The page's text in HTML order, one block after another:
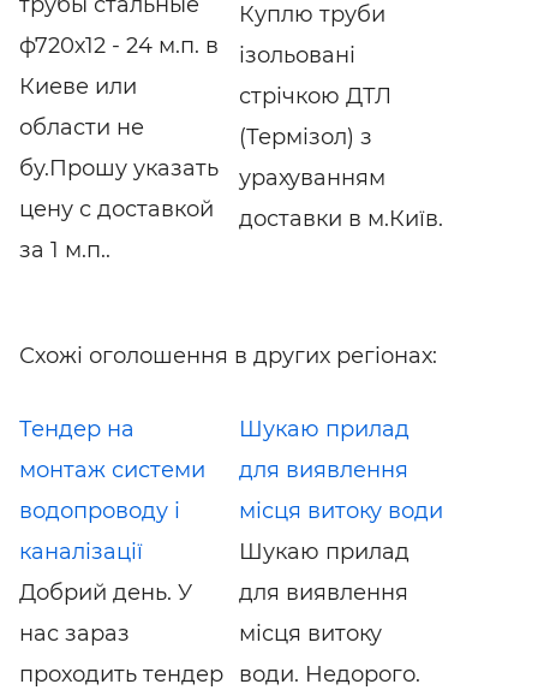
ф720х12 - 24 м.п. в
Киеве или
области не
бу.Прошу указать
цену с доставкой
за 1 м.п..
Куплю труби
ізольовані
стрічкою ДТЛ
(Термізол) з
урахуванням
доставки в м.Київ.
Схожі оголошення в других регіонах:
Тендер на
монтаж системи
водопроводу і
каналізації
Добрий день. У
нас зараз
проходить тендер
Шукаю прилад
для виявлення
місця витоку води
Шукаю прилад
для виявлення
місця витоку
води. Недорого.